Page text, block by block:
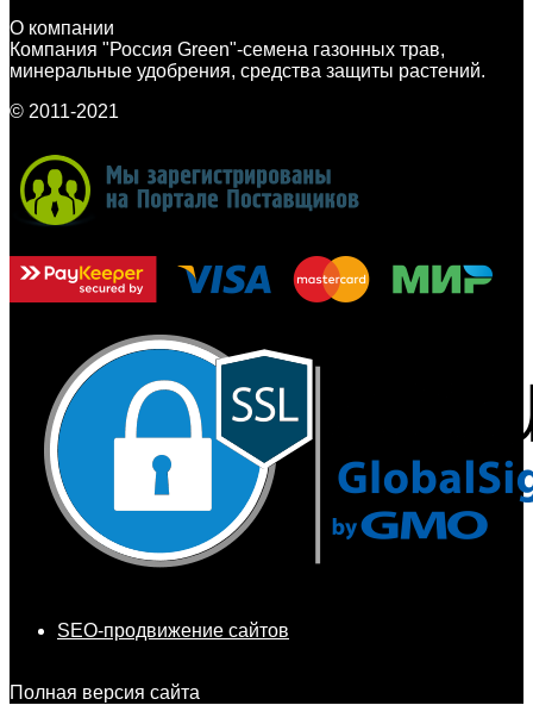
О компании
Компания "Россия Green"-семена газонных трав,
минеральные удобрения, средства защиты растений.
© 2011-2021
SEO-продвижение сайтов
Полная версия сайта